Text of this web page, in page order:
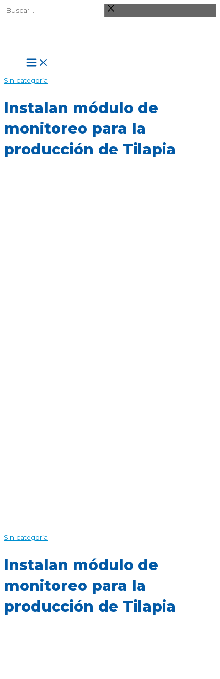
Ir
al
Buscar
…
Main
Menu
Sin categoría
Instalan módulo de
monitoreo para la
producción de Tilapia
Sin categoría
Instalan módulo de
monitoreo para la
producción de Tilapia